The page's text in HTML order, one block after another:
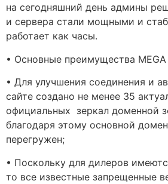
на сегодняшний день админы
и сервера стали мощными и
работает как часы.
• Основные преимущества MEGA
• Для улучшения соединения и
сайте создано не менее 35
официальных зеркал доменной
благодаря этому основной
перегружен;
• Поскольку для дилеров
то все известные запрещенные